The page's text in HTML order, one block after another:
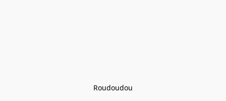
Roudoudou